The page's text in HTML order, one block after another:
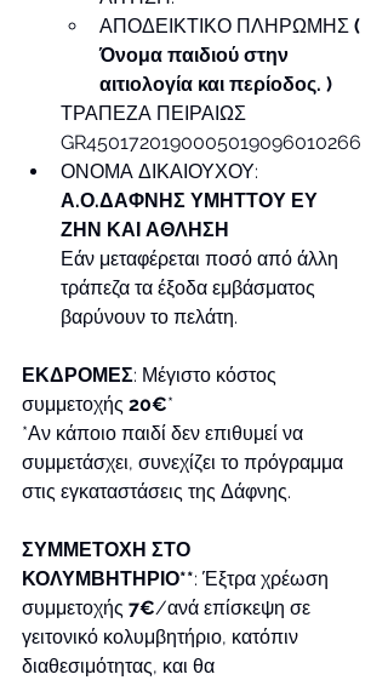
ΑΠΟΔΕΙΚΤΙΚΟ ΠΛΗΡΩΜΗΣ (
Όνομα παιδιού στην
αιτιολογία και περίοδος. )
ΤΡΑΠΕΖΑ ΠΕΙΡΑΙΩΣ
GR4501720190005019096010266
ΟΝΟΜΑ ΔΙΚΑΙΟΥΧΟΥ:
Α.Ο.ΔΑΦΝΗΣ ΥΜΗΤΤΟΥ ΕΥ
ΖΗΝ ΚΑΙ ΑΘΛΗΣΗ
Εάν μεταφέρεται ποσό από άλλη
τράπεζα τα έξοδα εμβάσματος
βαρύνουν το πελάτη.
ΕΚΔΡΟΜΕΣ: Μέγιστο κόστος
συμμετοχής 20€*
*Αν κάποιο παιδί δεν επιθυμεί να
συμμετάσχει, συνεχίζει το πρόγραμμα
στις εγκαταστάσεις της Δάφνης.
ΣΥΜΜΕΤΟΧΗ ΣΤΟ
ΚΟΛΥΜΒΗΤΗΡΙΟ**: Έξτρα χρέωση
συμμετοχής 7€/ανά επίσκεψη σε
γειτονικό κολυμβητήριο, κατόπιν
διαθεσιμότητας, και θα